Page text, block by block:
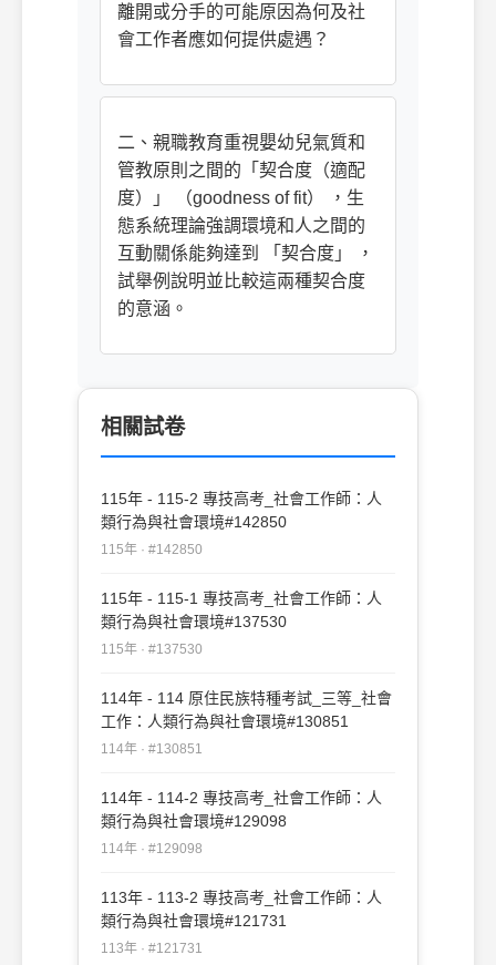
離開或分手的可能原因為何及社
會工作者應如何提供處遇？
二、親職教育重視嬰幼兒氣質和
管教原則之間的「契合度（適配
度）」 （goodness of fit） ，生
態系統理論強調環境和人之間的
互動關係能夠達到 「契合度」 ，
試舉例說明並比較這兩種契合度
的意涵。
相關試卷
115年 - 115-2 專技高考_社會工作師：人
類行為與社會環境#142850
115年 · #142850
115年 - 115-1 專技高考_社會工作師：人
類行為與社會環境#137530
115年 · #137530
114年 - 114 原住民族特種考試_三等_社會
工作：人類行為與社會環境#130851
114年 · #130851
114年 - 114-2 專技高考_社會工作師：人
類行為與社會環境#129098
114年 · #129098
113年 - 113-2 專技高考_社會工作師：人
類行為與社會環境#121731
113年 · #121731